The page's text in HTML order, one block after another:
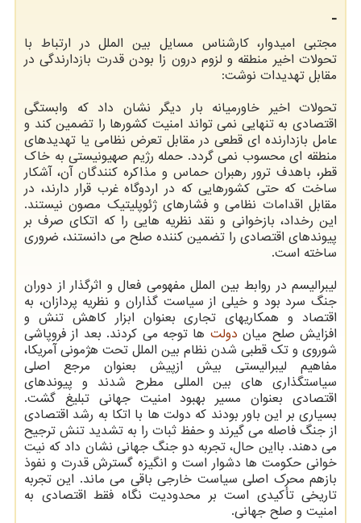
-
مجتبی امیدوار، کارشناس مسایل بین الملل در ارتباط با
تحولات اخیر منطقه و لزوم درون زا بودن قدرت بازدارندگی در
مقابل تهدیدات نوشت:
تحولات اخیر خاورمیانه بار دیگر نشان داد که وابستگی
اقتصادی به تنهایی نمی تواند امنیت کشورها را تضمین کند و
عامل بازدارنده ای قطعی در مقابل تعرض نظامی یا تهدیدهای
منطقه ای محسوب نمی گردد. حمله رژیم صهیونیستی به خاک
قطر، باهدف ترور رهبران حماس و مذاکره کنندگان آن، آشکار
ساخت که حتی کشورهایی که در اردوگاه غرب قرار دارند، در
مقابل اقدامات نظامی و فشارهای ژئوپلیتیک مصون نیستند.
این رخداد، بازخوانی و نقد نظریه هایی را که اتکای صرف بر
پیوندهای اقتصادی را تضمین کننده صلح می دانستند، ضروری
ساخته است.
لیبرالیسم در روابط بین الملل مفهومی فعال و اثرگذار از دوران
جنگ سرد بود و خیلی از سیاست گذاران و نظریه پردازان، به
اقتصاد و همکاریهای تجاری بعنوان ابزار کاهش تنش و
افزایش صلح میان دولت ها توجه می کردند. بعد از فروپاشی
شوروی و تک قطبی شدن نظام بین الملل تحت هژمونی آمریکا،
مفاهیم لیبرالیستی بیش ازپیش بعنوان مرجع اصلی
سیاستگذاری های بین المللی مطرح شدند و پیوندهای
اقتصادی بعنوان مسیر بهبود امنیت جهانی تبلیغ گشت.
بسیاری بر این باور بودند که دولت ها با اتکا به رشد اقتصادی
از جنگ فاصله می گیرند و حفظ ثبات را به تشدید تنش ترجیح
می دهند. بااین حال، تجربه دو جنگ جهانی نشان داد که نیت
خوانی حکومت ها دشوار است و انگیزه گسترش قدرت و نفوذ
بازهم محرک اصلی سیاست خارجی باقی می ماند. این تجربه
تاریخی تأکیدی است بر محدودیت نگاه فقط اقتصادی به
امنیت و صلح جهانی.